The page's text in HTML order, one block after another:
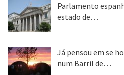
Parlamento
estado de…
Já pensou em se
num Barril de…